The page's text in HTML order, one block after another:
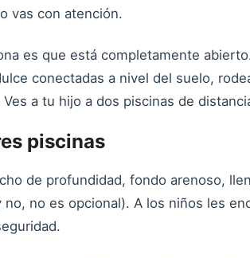
vas con atención.
es que está completamente
conectadas a nivel del suelo,
a tu hijo a dos piscinas de
piscinas
de profundidad, fondo arenoso,
no es opcional). A los niños les